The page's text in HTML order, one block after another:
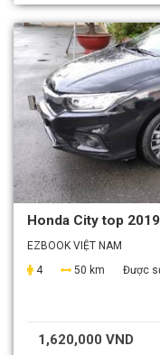
Honda City top
EZBOOK VIỆT NAM
4
50 km Được
1,620,000 VND